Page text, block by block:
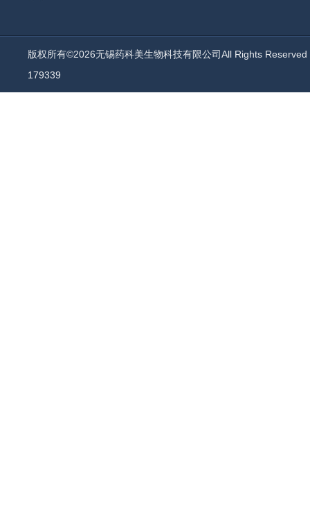
版权所有©2026无锡药科美生物科技有限公司All Rights
179339